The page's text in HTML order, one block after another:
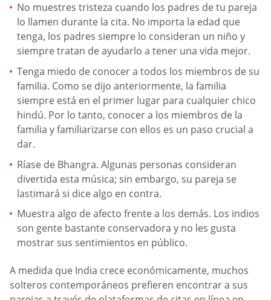
No muestres tristeza cuando los padres de tu pareja
lo llamen durante la cita. No importa la edad que
tenga, los padres siempre lo consideran un niño y
siempre tratan de ayudarlo a tener una vida mejor.
Tenga miedo de conocer a todos los miembros de su
familia. Como se dijo anteriormente, la familia
siempre está en el primer lugar para cualquier chico
hindú. Por lo tanto, conocer a los miembros de la
familia y familiarizarse con ellos es un paso crucial a
dar.
Ríase de Bhangra. Algunas personas consideran
divertida esta música; sin embargo, su pareja se
lastimará si dice algo en contra.
Muestra algo de afecto frente a los demás. Los indios
son gente bastante conservadora y no les gusta
mostrar sus sentimientos en público.
A medida que India crece económicamente, muchos
solteros contemporáneos prefieren encontrar a sus